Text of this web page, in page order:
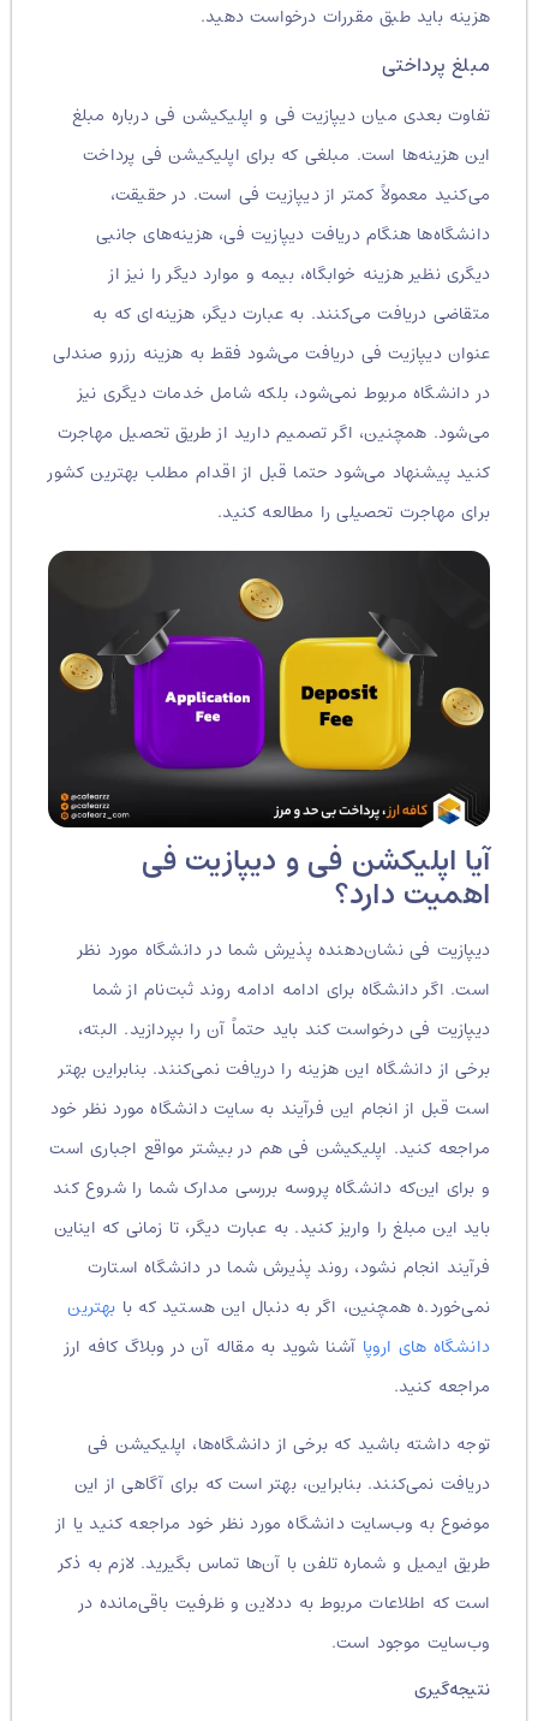
هزینه باید طبق مقررات درخواست دهید.
مبلغ پرداختی
تفاوت بعدی میان دیپازیت فی و اپلیکیشن فی درباره مبلغ
این هزینه‌ها است. مبلغی که برای اپلیکیشن فی پرداخت
می‌کنید معمولاً کمتر از دیپازیت فی است. در حقیقت،
دانشگاه‌ها هنگام دریافت دیپازیت فی، هزینه‌های جانبی
دیگری نظیر هزینه خوابگاه، بیمه و موارد دیگر را نیز از
متقاضی دریافت می‌کنند. به عبارت دیگر، هزینه‌ای که به
عنوان دیپازیت فی دریافت می‌شود فقط به هزینه رزرو صندلی
در دانشگاه مربوط نمی‌شود، بلکه شامل خدمات دیگری نیز
می‌شود. همچنین، اگر تصمیم دارید از طریق تحصیل مهاجرت
کنید پیشنهاد می‌شود حتما قبل از اقدام مطلب بهترین کشور
برای مهاجرت تحصیلی را مطالعه کنید.
آیا اپلیکشن فی و دیپازیت فی
اهمیت دارد؟
دیپازیت فی نشان‌دهنده پذیرش شما در دانشگاه مورد نظر
است. اگر دانشگاه برای ادامه ادامه روند ثبت‌نام از شما
دیپازیت فی درخواست کند باید حتماً آن را بپردازید. البته،
برخی از دانشگاه این هزینه را دریافت نمی‌کنند. بنابراین بهتر
است قبل از انجام این فرآیند به سایت دانشگاه مورد نظر خود
مراجعه کنید. اپلیکیشن فی هم در بیشتر مواقع اجباری است
و برای این‌که دانشگاه پروسه بررسی مدارک شما را شروع کند
باید این مبلغ را واریز کنید. به عبارت دیگر، تا زمانی که ایناین
فرآیند انجام نشود، روند پذیرش شما در دانشگاه استارت
نمی‌خورد.ه همچنین، اگر به دنبال این هستید که بابهترین
دانشگاه های اروپا آشنا شوید به مقاله آن در وبلاگ کافه ارز
مراجعه کنید.
توجه داشته باشید که برخی از دانشگاه‌ها، اپلیکیشن فی
دریافت نمی‌کنند. بنابراین، بهتر است که برای آگاهی از این
موضوع به وب‌سایت دانشگاه مورد نظر خود مراجعه کنید یا از
طریق ایمیل و شماره تلفن با آن‌ها تماس بگیرید. لازم به ذکر
است که اطلاعات مربوط به ددلاین و ظرفیت باقی‌مانده در
وب‌سایت موجود است.
نتیجه‌گیری